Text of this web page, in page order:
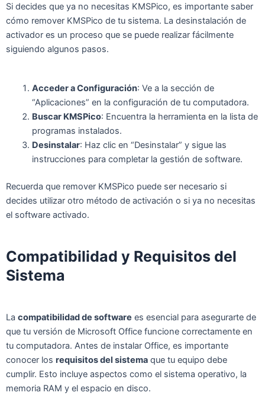
Si decides que ya no necesitas KMSPico, es importante saber
cómo remover KMSPico de tu sistema. La desinstalación de
activador es un proceso que se puede realizar fácilmente
siguiendo algunos pasos.
Acceder a Configuración: Ve a la sección de
“Aplicaciones” en la configuración de tu computadora.
Buscar KMSPico: Encuentra la herramienta en la lista de
programas instalados.
Desinstalar: Haz clic en “Desinstalar” y sigue las
instrucciones para completar la gestión de software.
Recuerda que remover KMSPico puede ser necesario si
decides utilizar otro método de activación o si ya no necesitas
el software activado.
Compatibilidad y Requisitos del
Sistema
La compatibilidad de software es esencial para asegurarte de
que tu versión de Microsoft Office funcione correctamente en
tu computadora. Antes de instalar Office, es importante
conocer los requisitos del sistema que tu equipo debe
cumplir. Esto incluye aspectos como el sistema operativo, la
memoria RAM y el espacio en disco.